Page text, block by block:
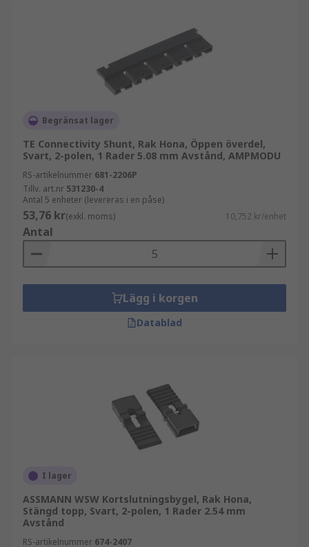
Begränsat lager
TE Connectivity Shunt, Rak Hona, Öppen överdel,
Svart, 2-polen, 1 Rader 5.08 mm Avstånd, AMPMODU
RS-artikelnummer 681-2206P
Tillv. art.nr 531230-4
Antal 5 enheter (levereras i en påse)
53,76 kr(exkl. moms) 10,752 kr/enhet
Antal
Lägg i korgen
Datablad
I lager
ASSMANN WSW Kortslutningsbygel, Rak Hona,
Stängd topp, Svart, 2-polen, 1 Rader 2.54 mm
Avstånd
RS-artikelnummer 674-2407